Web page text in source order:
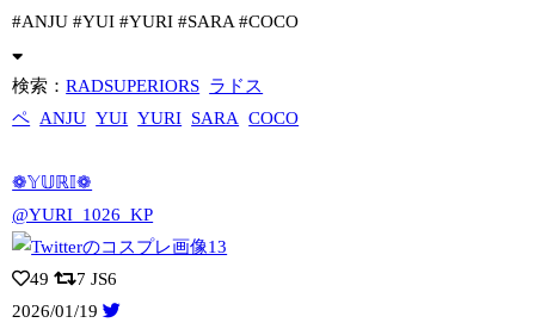
#ANJU #YUI #YURI #SARA #COCO
検索：RADSUPERIORS ラドス
ペ ANJU YUI YURI SARA COCO
❁𝕐𝕌ℝ𝕀❁
@YURI_1026_KP
49 7 JS6
2026/01/19